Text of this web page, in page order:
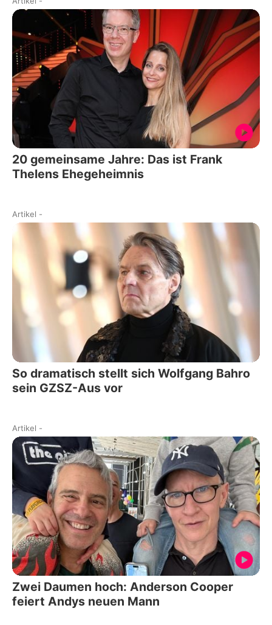
20 gemeinsame Jahre: Das ist Frank
Thelens Ehegeheimnis
Artikel -
So dramatisch stellt sich Wolfgang Bahro
sein GZSZ-Aus vor
Artikel -
Zwei Daumen hoch: Anderson Cooper
feiert Andys neuen Mann